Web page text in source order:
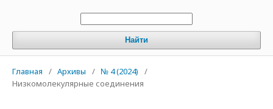
Найти
Главная / Архивы / № 4 (2024)
/
Низкомолекулярные соединения